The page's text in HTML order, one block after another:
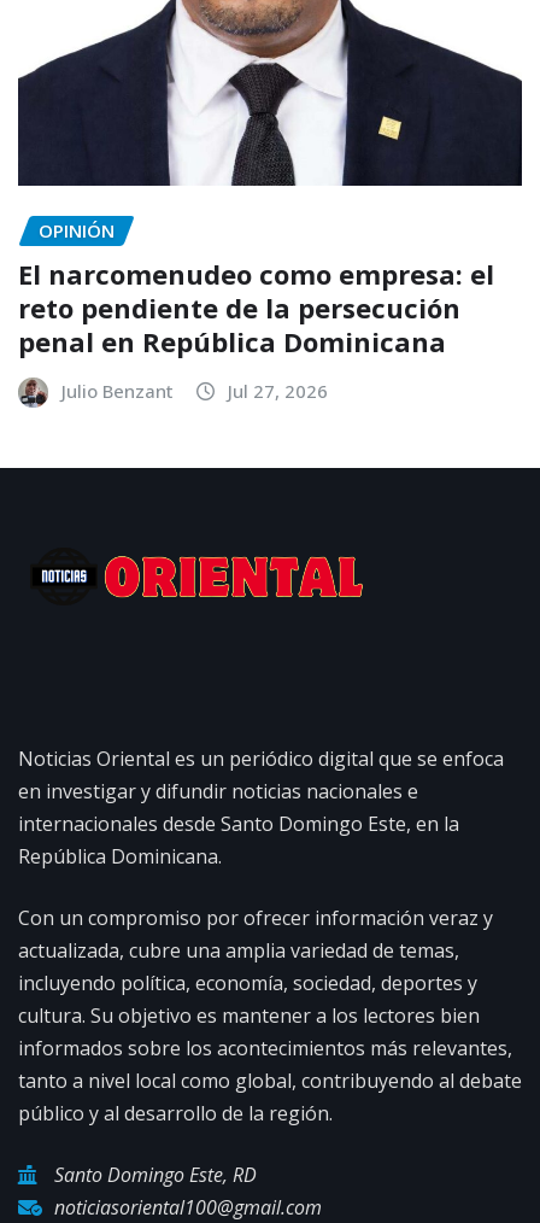
OPINIÓN
El narcomenudeo como empresa: el
reto pendiente de la persecución
penal en República Dominicana
Julio Benzant Jul 27, 2026
Noticias Oriental es un periódico digital que se enfoca
en investigar y difundir noticias nacionales e
internacionales desde Santo Domingo Este, en la
República Dominicana.
Con un compromiso por ofrecer información veraz y
actualizada, cubre una amplia variedad de temas,
incluyendo política, economía, sociedad, deportes y
cultura. Su objetivo es mantener a los lectores bien
informados sobre los acontecimientos más relevantes,
tanto a nivel local como global, contribuyendo al debate
público y al desarrollo de la región.
Santo Domingo Este, RD
noticiasoriental100@gmail.com